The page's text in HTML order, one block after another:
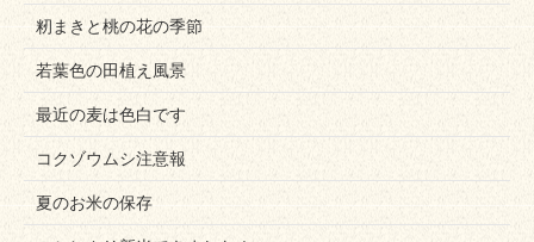
籾まきと桃の花の季節
若葉色の田植え風景
最近の麦は色白です
コクゾウムシ注意報
夏のお米の保存